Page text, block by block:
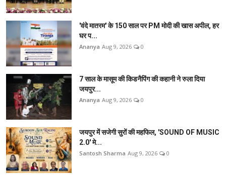
'वंदे मातरम' के 150 साल पर PM मोदी की खास अपील, हर
घर प...
Ananya Aug 9, 2026 0
7 साल के मासूम की किडनैपिंग की कहानी ने रुला दिया
जयपुर...
Ananya Aug 9, 2026 0
जयपुर में सजेगी सुरों की महफिल, 'SOUND OF MUSIC
2.0' मे...
Santosh Sharma Aug 9, 2026 0